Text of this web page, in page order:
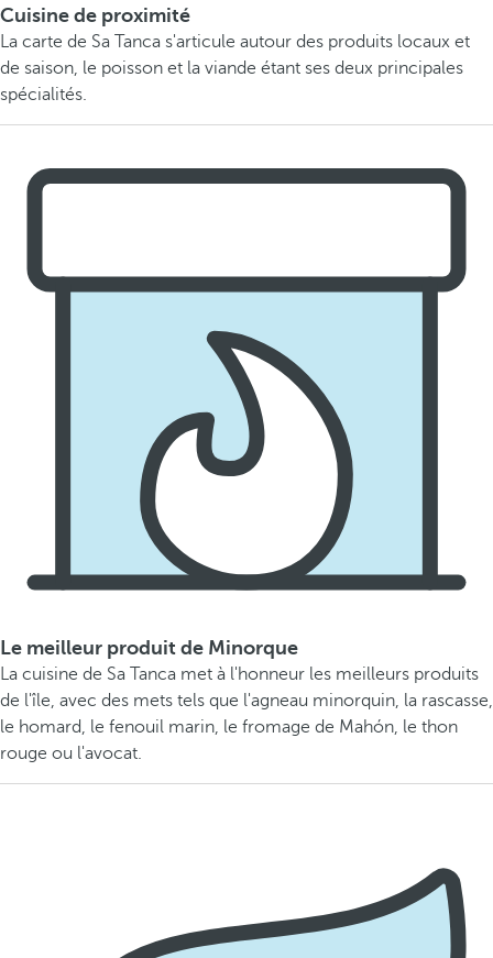
Cuisine de proximité
La carte de Sa Tanca s'articule autour des produits locaux et
de saison, le poisson et la viande étant ses deux principales
spécialités.
Le meilleur produit de Minorque
La cuisine de Sa Tanca met à l'honneur les meilleurs produits
de l'île, avec des mets tels que l'agneau minorquin, la rascasse,
le homard, le fenouil marin, le fromage de Mahón, le thon
rouge ou l'avocat.